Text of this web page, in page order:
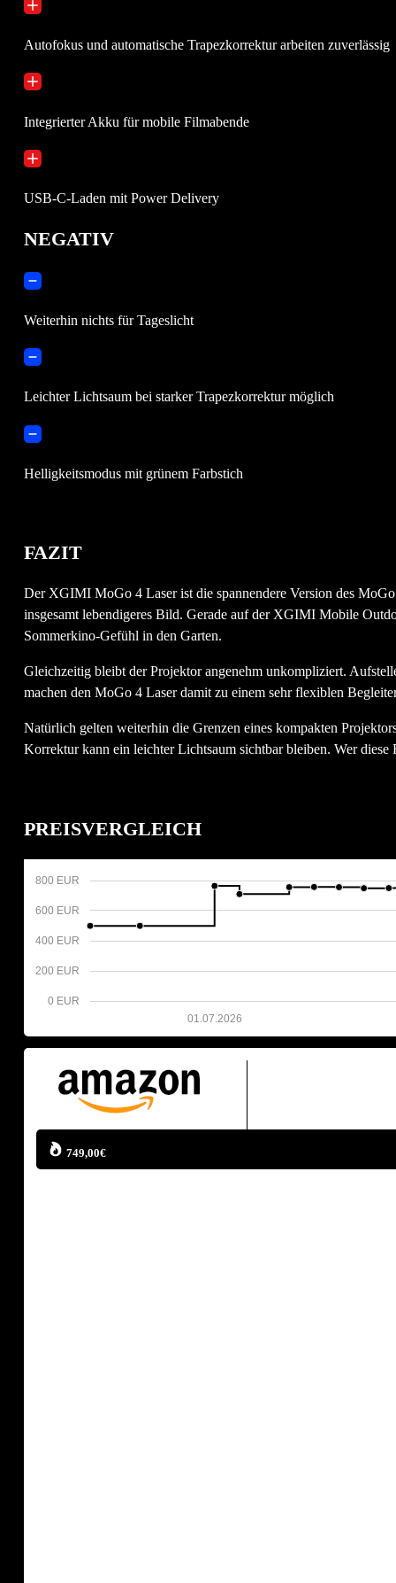
Autofokus und automatische Trapezkorrektur arbeiten zuverlässig
Integrierter Akku für mobile Filmabende
USB-C-Laden mit Power Delivery
NEGATIV
Weiterhin nichts für Tageslicht
Leichter Lichtsaum bei starker Trapezkorrektur möglich
Helligkeitsmodus mit grünem Farbstich
FAZIT
Der XGIMI MoGo 4 Laser ist die spannendere Version des
insgesamt lebendigeres Bild. Gerade auf der XGIMI Mobile
Sommerkino-Gefühl in den Garten.
Gleichzeitig bleibt der Projektor angenehm unkompliziert.
machen den MoGo 4 Laser damit zu einem sehr flexiblen
Natürlich gelten weiterhin die Grenzen eines kompakten
Korrektur kann ein leichter Lichtsaum sichtbar bleiben. Wer
PREISVERGLEICH
0 EUR
200 EUR
400 EUR
600 EUR
800 EUR
01.07.2026
749,00€